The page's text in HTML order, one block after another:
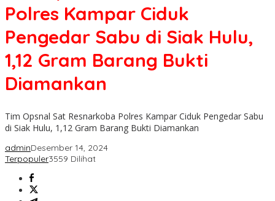
Polres Kampar Ciduk
Pengedar Sabu di Siak Hulu,
1,12 Gram Barang Bukti
Diamankan
Tim Opsnal Sat Resnarkoba Polres Kampar Ciduk Pengedar Sabu
di Siak Hulu, 1,12 Gram Barang Bukti Diamankan
adminDesember 14, 2024
Terpopuler3559 Dilihat